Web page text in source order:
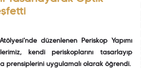
düzenlenen Periskop Yapımı
kendi periskoplarını tasarlayıp
prensiplerini uygulamalı olarak öğrendi.